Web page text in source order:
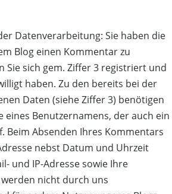
Datenverarbeitung: Sie haben die
Blog einen Kommentar zu
Sie sich gem. Ziffer 3 registriert und
haben. Zu den bereits bei der
Daten (siehe Ziffer 3) benötigen
eines Benutzernamens, der auch ein
Beim Absenden Ihres Kommentars
nebst Datum und Uhrzeit
und IP-Adresse sowie Ihre
nicht durch uns